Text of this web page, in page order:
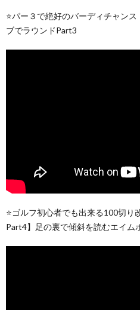
⭐️パー３で絶好のバーディチャン
ブでラウンドPart3
⭐️ゴルフ初心者でも出来る100切り
Part4】足の裏で傾斜を読むエイム